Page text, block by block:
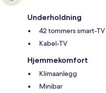
Underholdning
42 tommers smart-TV
Kabel-TV
Hjemmekomfort
Klimaanlegg
Minibar